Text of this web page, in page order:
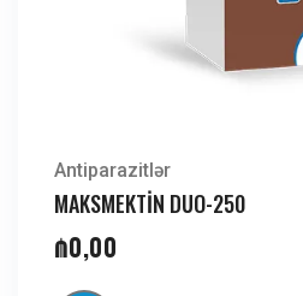
Antiparazitlər
MAKSMEKTİN DUO-250
₼0,00